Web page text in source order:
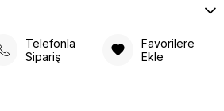
Telefonla
Sipariş
Favorilere
Ekle